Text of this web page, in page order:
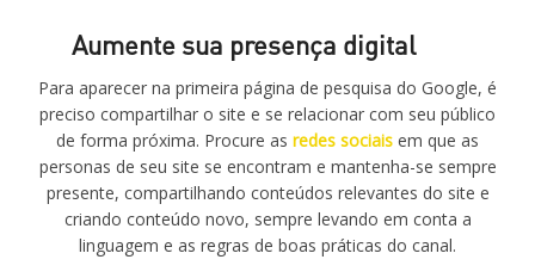
Aumente sua presença digital
Para aparecer na primeira página de pesquisa do Google, é
preciso compartilhar o site e se relacionar com seu público
de forma próxima. Procure as redes sociais em que as
personas de seu site se encontram e mantenha-se sempre
presente, compartilhando conteúdos relevantes do site e
criando conteúdo novo, sempre levando em conta a
linguagem e as regras de boas práticas do canal.